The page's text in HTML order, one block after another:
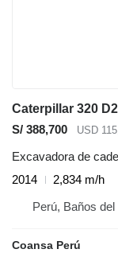
Caterpillar 320
S/ 388,700
USD
Excavadora de
2014
2,834 m/h
Perú, Baños del
Coansa Perú